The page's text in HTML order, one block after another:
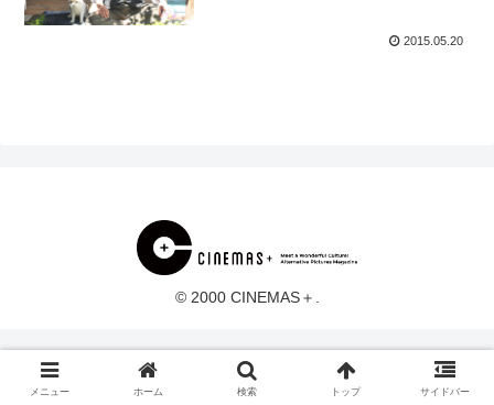
2015.05.20
© 2000 CINEMAS＋.
メニュー ホーム 検索 トップ サイドバー